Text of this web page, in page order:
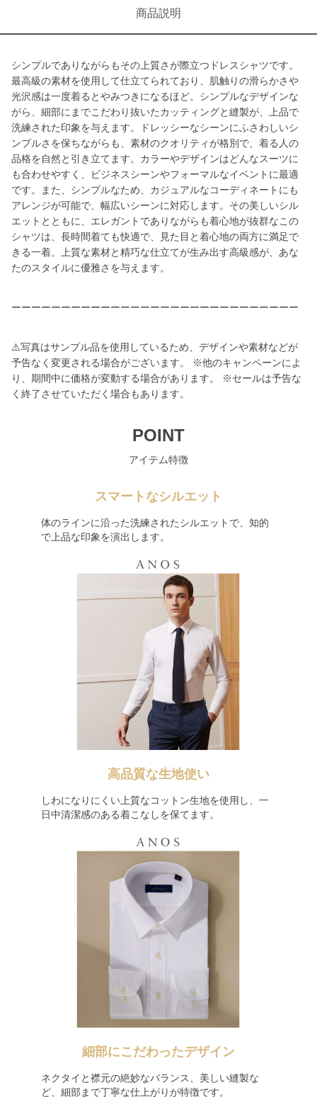
商品説明
シンプルでありながらもその上質さが際立つドレスシャツです。
最高級の素材を使用して仕立てられており、肌触りの滑らかさや
光沢感は一度着るとやみつきになるほど。シンプルなデザインな
がら、細部にまでこだわり抜いたカッティングと縫製が、上品で
洗練された印象を与えます。ドレッシーなシーンにふさわしいシ
ンプルさを保ちながらも、素材のクオリティが格別で、着る人の
品格を自然と引き立てます。カラーやデザインはどんなスーツに
も合わせやすく、ビジネスシーンやフォーマルなイベントに最適
です。また、シンプルなため、カジュアルなコーディネートにも
アレンジが可能で、幅広いシーンに対応します。その美しいシル
エットとともに、エレガントでありながらも着心地が抜群なこの
シャツは、長時間着ても快適で、見た目と着心地の両方に満足で
きる一着。上質な素材と精巧な仕立てが生み出す高級感が、あな
たのスタイルに優雅さを与えます。
ーーーーーーーーーーーーーーーーーーーーーーーーーーーーー
⚠️写真はサンプル品を使用しているため、デザインや素材などが
予告なく変更される場合がございます。 ※他のキャンペーンによ
り、期間中に価格が変動する場合があります。 ※セールは予告な
く終了させていただく場合もあります。
POINT
アイテム特徴
スマートなシルエット
体のラインに沿った洗練されたシルエットで、知的
で上品な印象を演出します。
高品質な生地使い
しわになりにくい上質なコットン生地を使用し、一
日中清潔感のある着こなしを保てます。
細部にこだわったデザイン
ネクタイと襟元の絶妙なバランス、美しい縫製な
ど、細部まで丁寧な仕上がりが特徴です。